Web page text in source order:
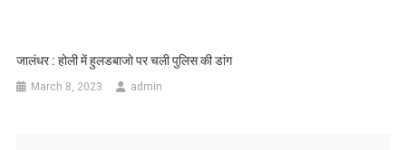
जालंधर : होली में हुलडबाजो पर चली पुलिस की डांग
March 8, 2023 admin